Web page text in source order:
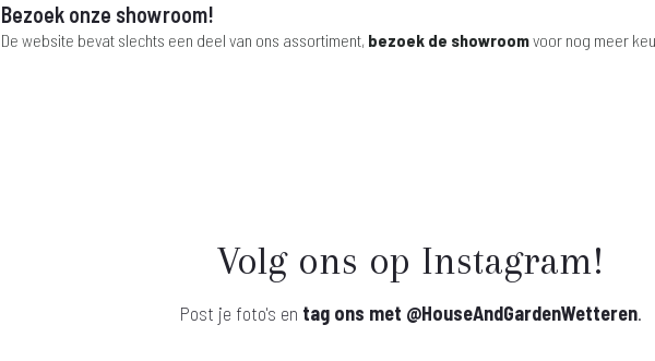
Bezoek onze showroom!
De website bevat slechts een deel van ons assortiment, bezoek de showroomvoor nog meer
Volg ons op Instagram!
Post je foto's en tag ons met @HouseAndGardenWetteren.